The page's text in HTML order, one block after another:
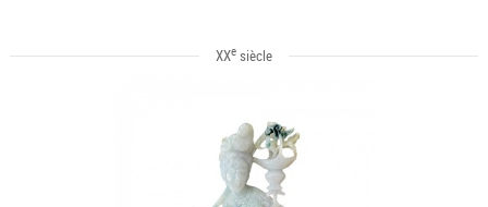
XXesiècle